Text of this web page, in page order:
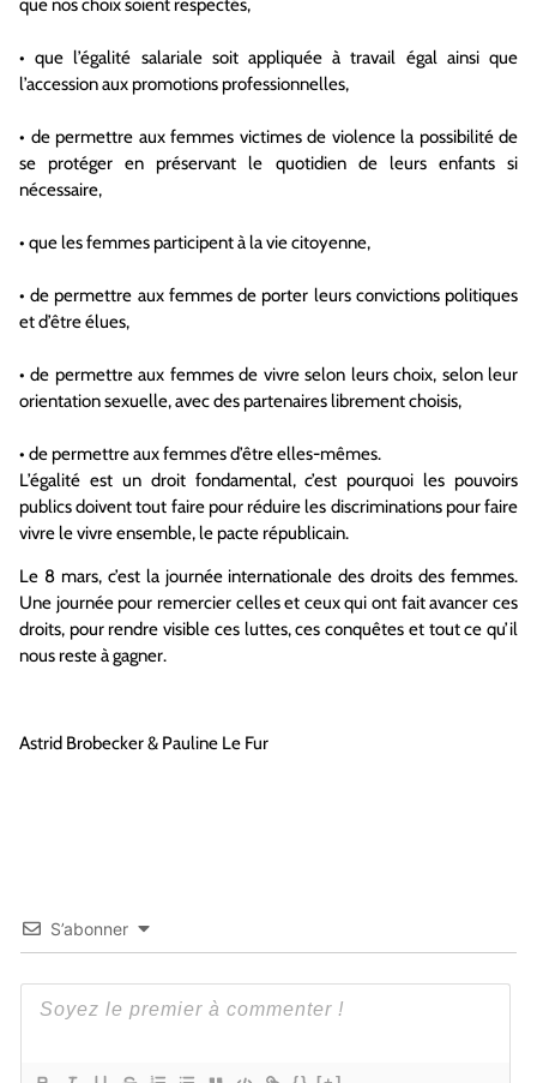
que nos choix soient respectés,
•que l’égalité salariale soit appliquée à travail égal ainsi que
l’accession aux promotions professionnelles,
• de permettre aux femmes victimes de violence la possibilité de
se protéger en préservant le quotidien de leurs enfants si
nécessaire,
• queles femmes participent à la vie citoyenne,
•de permettre aux femmes de porter leurs convictions politiques
et d’être élues,
•de permettre aux femmes de vivre selon leurs choix, selon leur
orientation sexuelle, avec des partenaires librement choisis,
• de permettre aux femmes d’être elles-mêmes.
L’égalité est un droit fondamental, c’est pourquoi les pouvoirs
publics doivent tout faire pour réduire les discriminations pour faire
vivre le vivre ensemble, le pacte républicain.
Le 8 mars, c’est la journée internationale des droits des femmes.
Une journée pour remercier celles et ceux qui ont fait avancer ces
droits, pour rendre visible ces luttes, ces conquêtes et tout ce qu’il
nous reste à gagner.
Astrid Brobecker& Pauline Le Fur
S’abonner